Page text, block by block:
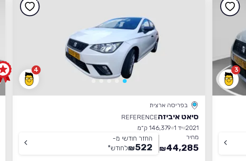
3
4
בפריסה ארצית
סיאט איביזהREFERENCE
2021 יד 1
146,379 ק״מ
מחיר
44,285
₪
החזר חודשי מ-
522
₪לחודש*